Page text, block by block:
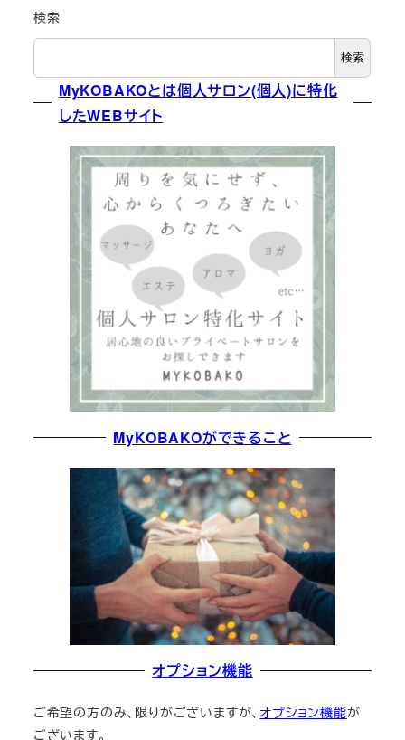
検索
検索
MyKOBAKOとは個人サロン(個人)に特化
したWEBサイト
MyKOBAKOができること
オプション機能
ご希望の方のみ、限りがございますが、オプション機能が
ございます。